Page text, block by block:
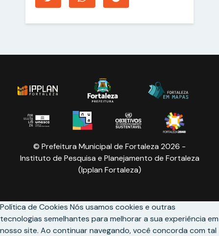
© Prefeitura Municipal de Fortaleza 2026 -
Instituto de Pesquisa e Planejamento de Fortaleza
(Ipplan Fortaleza)
Política de Cookies Nós usamos cookies e outras
tecnologias semelhantes para melhorar a sua experiência em
nosso site. Ao continuar navegando, você concorda com tal